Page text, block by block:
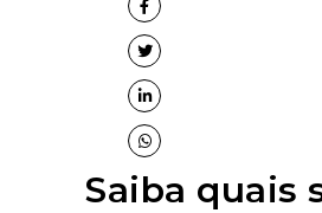
Saiba quais